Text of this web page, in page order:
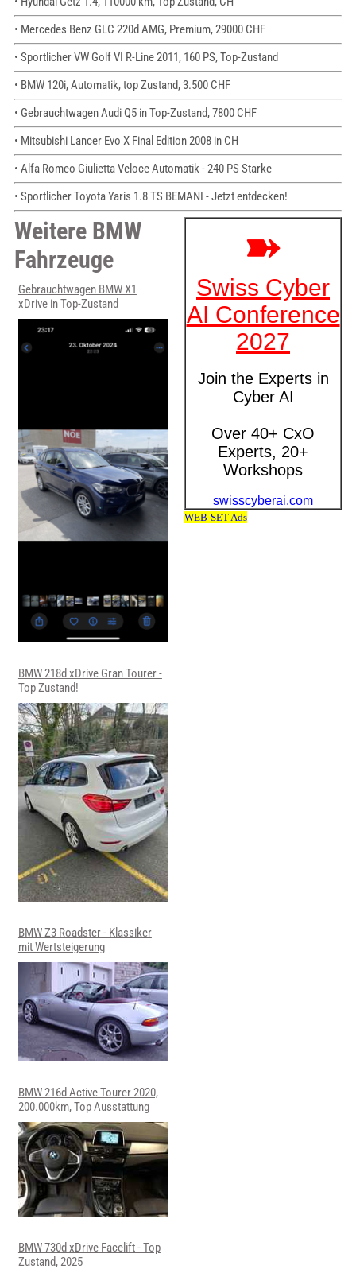
• Mercedes Benz GLC 220d AMG, Premium, 29000 CHF
• Sportlicher VW Golf VI R-Line 2011, 160 PS, Top-Zustand
• BMW 120i, Automatik, top Zustand, 3.500 CHF
• Gebrauchtwagen Audi Q5 in Top-Zustand, 7800 CHF
• Mitsubishi Lancer Evo X Final Edition 2008 in CH
• Alfa Romeo Giulietta Veloce Automatik - 240 PS Starke
• Sportlicher Toyota Yaris 1.8 TS BEMANI - Jetzt entdecken!
Weitere BMW
Fahrzeuge
Gebrauchtwagen BMW X1
xDrive in Top-Zustand
BMW 218d xDrive Gran Tourer -
Top Zustand!
BMW Z3 Roadster - Klassiker
mit Wertsteigerung
BMW 216d Active Tourer 2020,
200.000km, Top Ausstattung
BMW 730d xDrive Facelift - Top
Zustand, 2025